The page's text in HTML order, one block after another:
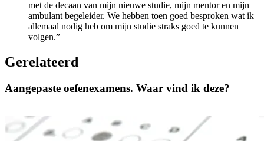
met de decaan van mijn nieuwe studie, mijn mentor en mijn
ambulant begeleider. We hebben toen goed besproken wat ik
allemaal nodig heb om mijn studie straks goed te kunnen
volgen.”
Gerelateerd
Aangepaste oefenexamens. Waar vind ik deze?